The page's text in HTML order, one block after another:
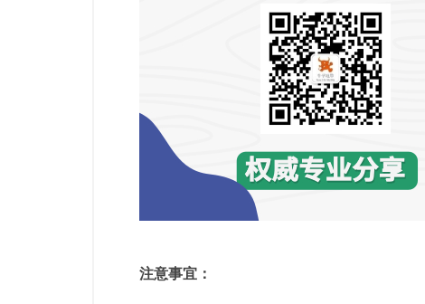
注意事宜：